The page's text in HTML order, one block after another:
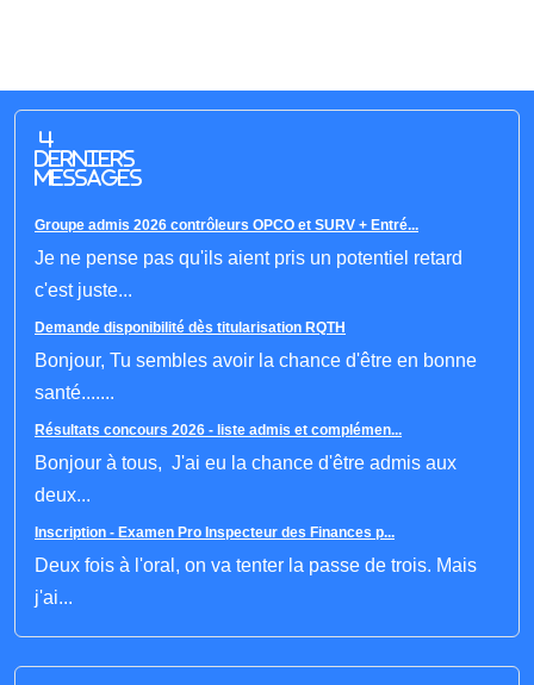
4
derniers
messages
Groupe admis 2026 contrôleurs OPCO et SURV + Entré...
Je ne pense pas qu'ils aient pris un potentiel retard
c'est juste...
Demande disponibilité dès titularisation RQTH
Bonjour, Tu sembles avoir la chance d'être en bonne
santé.......
Résultats concours 2026 - liste admis et complémen...
Bonjour à tous, J'ai eu la chance d'être admis aux
deux...
Inscription - Examen Pro Inspecteur des Finances p...
Deux fois à l'oral, on va tenter la passe de trois. Mais
j'ai...